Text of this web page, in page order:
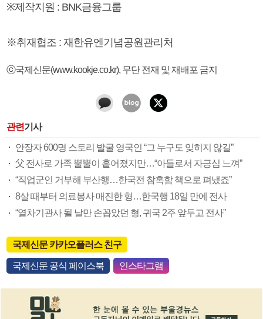
※제작지원 : BNK금융그룹
※취재협조 : 재한유엔기념공원관리처
ⓒ국제신문(www.kookje.co.kr), 무단 전재 및 재배포 금지
관련기사
안장자 600명 스토리 발굴 영국인 “그 누구도 잊히지 않길”
父 전사로 가족 뿔뿔이 흩어졌지만…“아들로서 자긍심 느껴”
“직업군인 거부해 부산행…한국전 참혹함 책으로 펴냈죠”
8살 때부터 의료봉사 매진한 형…한국행 18일 만에 전사
“열차기관사 될 날만 손꼽았던 형, 귀국 2주 앞두고 전사”
국제신문 카카오플러스 친구
국제신문 공식 페이스북 인스타그램